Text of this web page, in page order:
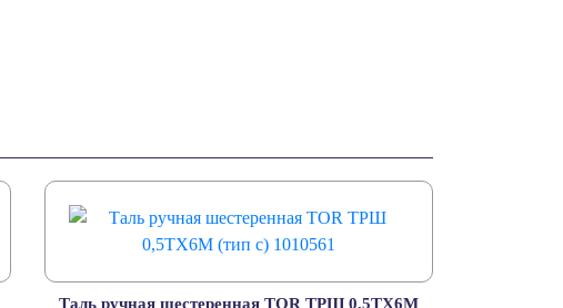
Таль ручная шестеренная TOR TPШ 0,5ТХ6М